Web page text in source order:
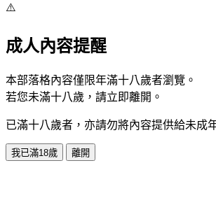
⚠️
成人內容提醒
本部落格內容僅限年滿十八歲者瀏覽。
若您未滿十八歲，請立即離開。
已滿十八歲者，亦請勿將內容提供給未成
我已滿18歲 離開